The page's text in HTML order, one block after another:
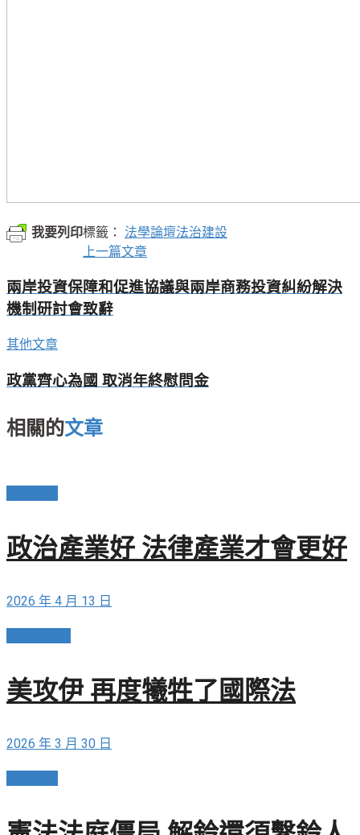
我要列印標籤： 法學論壇法治建設
上一篇文章
兩岸投資保障和促進協議與兩岸商務投資糾紛解決
機制研討會致辭
其他文章
政黨齊心為國 取消年終慰問金
相關的文章
政治產業好 法律產業才會更好
2026 年 4 月 13 日
美攻伊 再度犧牲了國際法
2026 年 3 月 30 日